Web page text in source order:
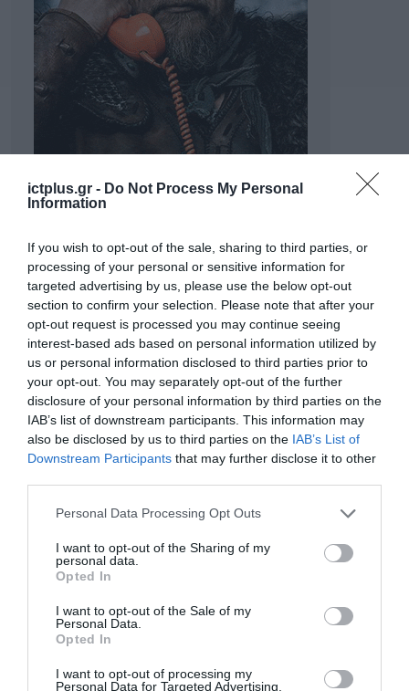
ictplus.gr - Do Not Process My Personal
Information
If you wish to opt-out of the sale, sharing to third parties, or
processing of your personal or sensitive information for
targeted advertising by us, please use the below opt-out
section to confirm your selection. Please note that after your
opt-out request is processed you may continue seeing
interest-based ads based on personal information utilized by
us or personal information disclosed to third parties prior to
your opt-out. You may separately opt-out of the further
disclosure of your personal information by third parties on the
IAB’s list of downstream participants. This information may
also be disclosed by us to third parties on the IAB’s List of
Downstream Participants that may further disclose it to other
Please note that this website/app uses one or more Google
not limited to your visit or usage behaviour. You may click to
grant or deny consent to Google and its third-party tags to
use your data for below specified purposes in below Google
consent section.
Personal Data Processing Opt Outs
I want to opt-out of the Sharing of my
personal data.
Opted In
I want to opt-out of the Sale of my
Personal Data.
Opted In
I want to opt-out of processing my
Personal Data for Targeted Advertising.
ΡΟΗ ΕΙΔΗΣΕΩΝ
Το χρηματοδοτούμενο
από την ΕΕ έργο “The
Gaming Police”
ενισχύει την ασφάλεια
των παιδιών στο
ΑΑΔΕ: Διευκρινίσεις
παραβάσεις που
αφορούν τους ΦΗΜ
31.07.2026
Σ. Καλαφάτης: «Η
Τεχνητή Νοημοσύνη
νέα τεχνολογία, είναι
31.07.2026